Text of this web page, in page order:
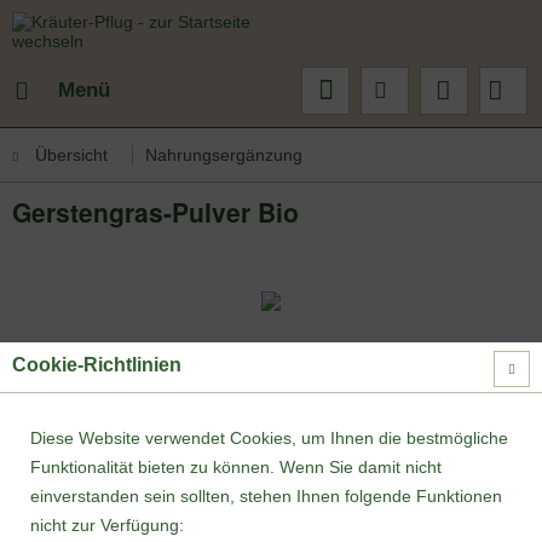
Menü
Übersicht Nahrungsergänzung
Gerstengras-Pulver Bio
Cookie-Richtlinien
Diese Website verwendet Cookies, um Ihnen die bestmögliche
Funktionalität bieten zu können. Wenn Sie damit nicht
einverstanden sein sollten, stehen Ihnen folgende Funktionen
nicht zur Verfügung: